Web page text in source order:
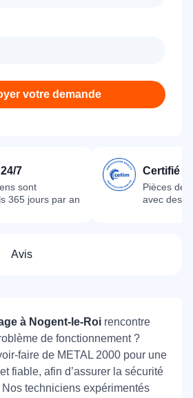
votre demande
7
sont
365 jours par an
Certifié
Pièces
avec des
Avis
à Nogent-le-Roi rencontre
de fonctionnement ?
faire de METAL 2000 pour une
fiable, afin d’assurer la sécurité
techniciens expérimentés